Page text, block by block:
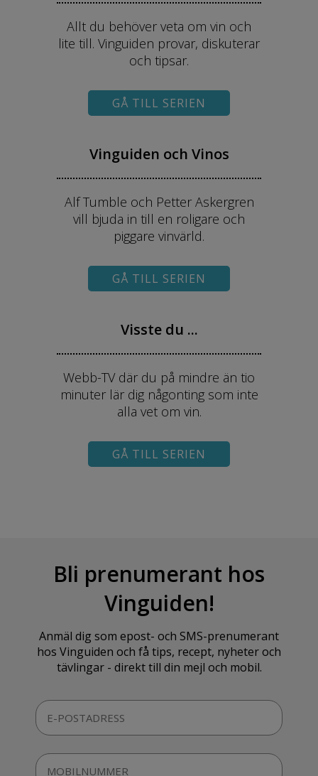
Allt du behöver veta om vin och
lite till. Vinguiden provar, diskuterar
och tipsar.
GÅ TILL SERIEN
Vinguiden och Vinos
Alf Tumble och Petter Askergren
vill bjuda in till en roligare och
piggare vinvärld.
GÅ TILL SERIEN
Visste du ...
Webb-TV där du på mindre än tio
minuter lär dig någonting som inte
alla vet om vin.
GÅ TILL SERIEN
Bli prenumerant hos
Vinguiden!
Anmäl dig som epost- och SMS-prenumerant
hos Vinguiden och få tips, recept, nyheter och
tävlingar - direkt till din mejl och mobil.